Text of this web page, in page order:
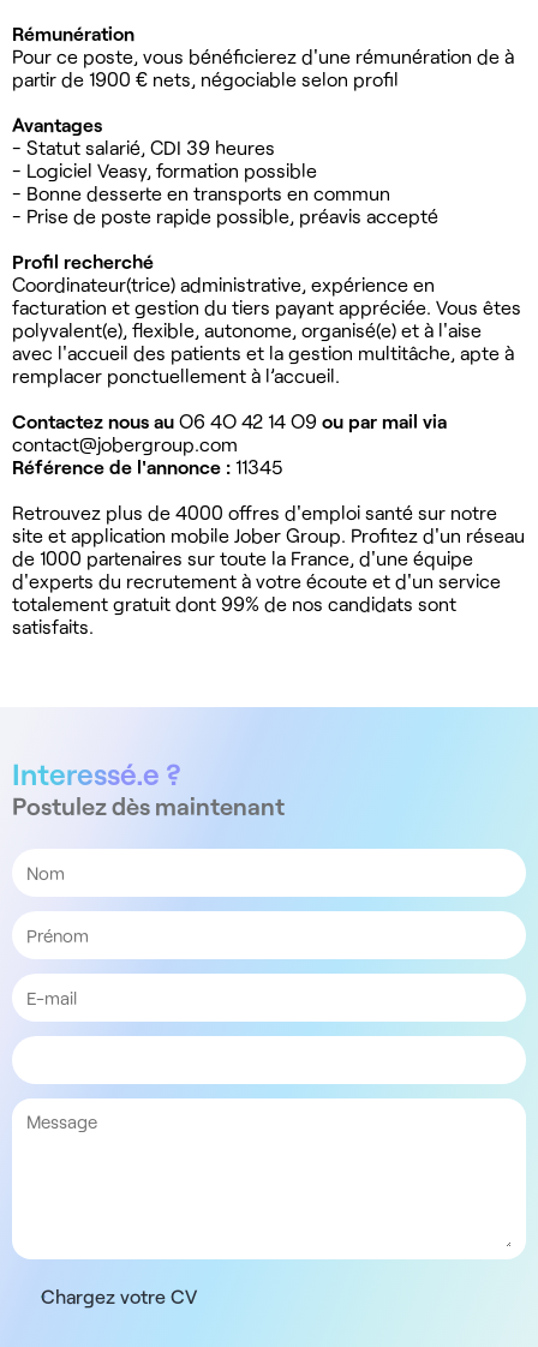
Rémunération
Pour ce poste, vous bénéficierez d'une rémunération de à
partir de 1900 € nets, négociable selon profil
Avantages
- Statut salarié, CDI 39 heures
- Logiciel Veasy, formation possible
- Bonne desserte en transports en commun
- Prise de poste rapide possible, préavis accepté
Profil recherché
Coordinateur(trice) administrative, expérience en
facturation et gestion du tiers payant appréciée. Vous êtes
polyvalent(e), flexible, autonome, organisé(e) et à l'aise
avec l'accueil des patients et la gestion multitâche, apte à
remplacer ponctuellement à l’accueil.
Contactez nous au O6 4O 42 14 O9 ou par mail via
contact@jobergroup.com
Référence de l'annonce : 11345
Retrouvez plus de 4000 offres d'emploi santé sur notre
site et application mobile Jober Group. Profitez d'un réseau
de 1000 partenaires sur toute la France, d'une équipe
d'experts du recrutement à votre écoute et d'un service
totalement gratuit dont 99% de nos candidats sont
satisfaits.
Interessé.e ?
Postulez dès maintenant
Chargez votre CV